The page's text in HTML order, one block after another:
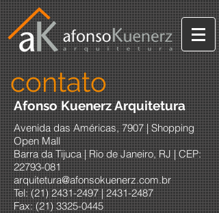
Afonso Kuenerz Arquitetura
Avenida das Américas, 7907 | Shopping
Open Mall
Barra da Tijuca | Rio de Janeiro, RJ | CEP:
22793-081
arquitetura@afonsokuenerz.com.br
Tel: (21)2431-2497|2431-2487
Fax:(21) 3325-0445
contato